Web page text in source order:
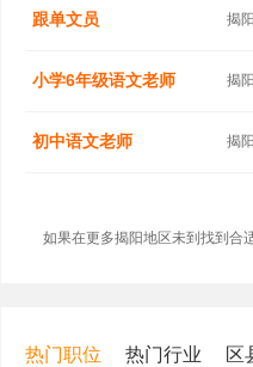
跟单文员 揭
小学6年级语文老师 揭
初中语文老师 揭
如果在更多揭阳地区未到找到合
热门职位 热门行业 区